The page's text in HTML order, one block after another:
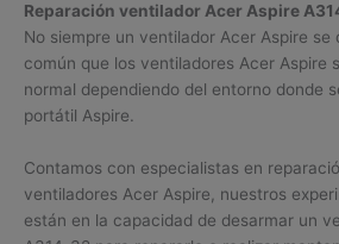
Reparación ventilador Acer Aspire
No siempre un ventilador Acer Aspire se
común que los ventiladores Acer Aspire
normal dependiendo del entorno donde
portátil Aspire.
Contamos con especialistas en
ventiladores Acer Aspire, nuestros
están en la capacidad de desarmar un